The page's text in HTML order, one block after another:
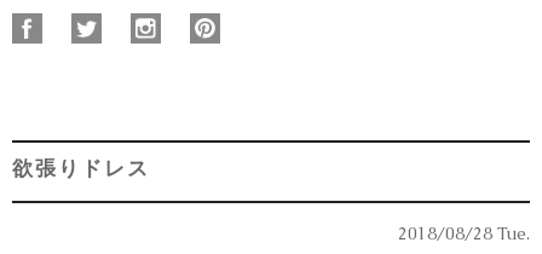
欲張りドレス
2018/08/28 Tue.